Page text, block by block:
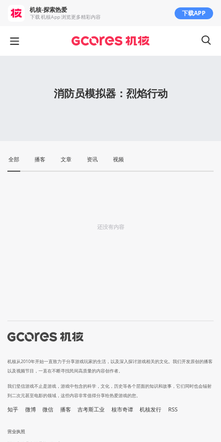
消防员模拟器：烈焰行动
全部 播客 文章 资讯 视频
还没有内容
机核从2010年开始一直致力于分享游戏玩家的生活，以及深入探讨游戏相关的文化。我们开发原创的播客
以及视频节目，一直在不断寻找民间高质量的内容创作者。
我们坚信游戏不止是游戏，游戏中包含的科学，文化，历史等各个层面的知识和故事，它们同时也会辐射
到二次元甚至电影的领域，这些内容非常值得分享给热爱游戏的您。
知乎 微博 微信 播客 吉考斯工业 核市奇谭 机核发行 RSS
营业执照
机核-探索热爱
下载 机核App 浏览更多精彩内容 下载APP